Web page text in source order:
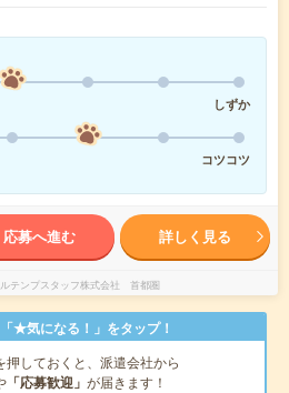
しずか
コツコツ
応募へ進む 詳しく見る
テンプスタッフ株式会社 首都圏
★気になる！」をタップ！
押しておくと、派遣会社から
「応募歓迎」 が届きます！